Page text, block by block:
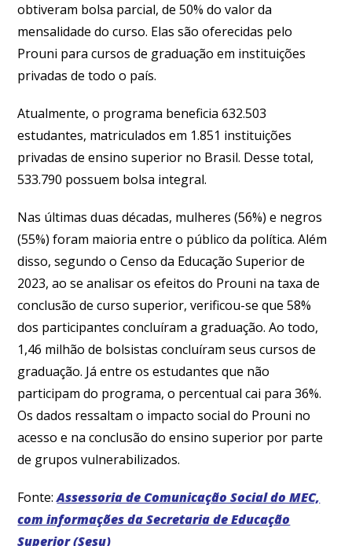
obtiveram bolsa parcial, de 50% do valor da
mensalidade do curso. Elas são oferecidas pelo
Prouni para cursos de graduação em instituições
privadas de todo o país.
Atualmente, o programa beneficia 632.503
estudantes, matriculados em 1.851 instituições
privadas de ensino superior no Brasil. Desse total,
533.790 possuem bolsa integral.
Nas últimas duas décadas, mulheres (56%) e negros
(55%) foram maioria entre o público da política. Além
disso, segundo o Censo da Educação Superior de
2023, ao se analisar os efeitos do Prouni na taxa de
conclusão de curso superior, verificou-se que 58%
dos participantes concluíram a graduação. Ao todo,
1,46 milhão de bolsistas concluíram seus cursos de
graduação. Já entre os estudantes que não
participam do programa, o percentual cai para 36%.
Os dados ressaltam o impacto social do Prouni no
acesso e na conclusão do ensino superior por parte
de grupos vulnerabilizados.
Fonte:Assessoria de Comunicação Social do MEC,
com informações da Secretaria de Educação
Superior (Sesu)